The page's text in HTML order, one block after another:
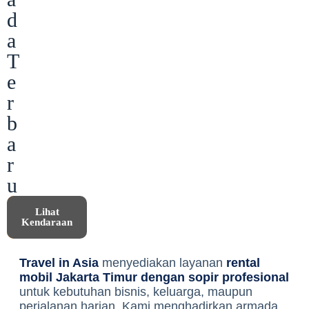
d
a
T
e
r
b
a
r
u
Pesan
Sekarang
Lihat
Kendaraan
Travel in Asiamenyediakan layanan rental
mobil Jakarta Timur dengan sopir profesional
untuk kebutuhan bisnis, keluarga, maupun
perjalanan harian. Kami menghadirkan armada